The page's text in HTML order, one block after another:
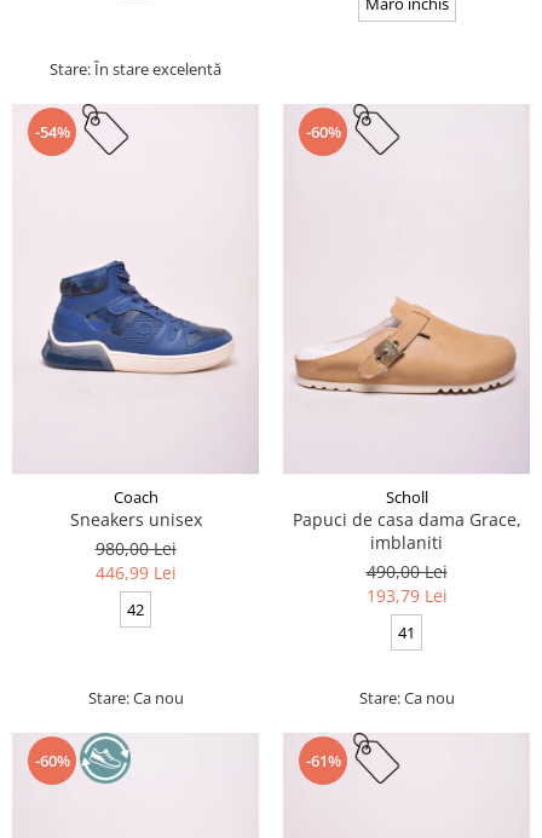
Stare: În stare excelentă
-54%
Coach
Sneakers unisex
980,00 Lei
446,99 Lei
42
Stare: Ca nou
-60%
Scholl
Papuci de casa dama Grace,
imblaniti
490,00 Lei
193,79 Lei
41
Stare: Ca nou
-60% -61%